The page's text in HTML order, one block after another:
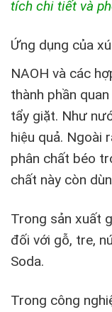
tích chi tiết và
Ứng dụng của
NAOH và các
thành phần
tẩy giặt. Như
hiệu quả. Ngoài
phân chất béo
chất này còn
Trong sản xuất
đối với gỗ, tre,
Soda.
Trong công